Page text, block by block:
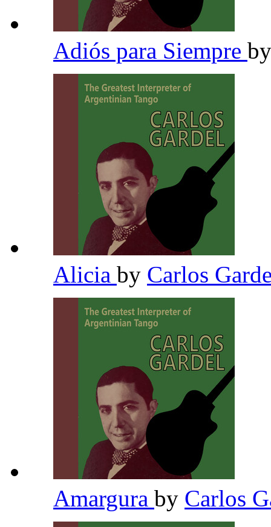
Adiós para Siempre
Alicia by Carlos
Amargura by Carlos